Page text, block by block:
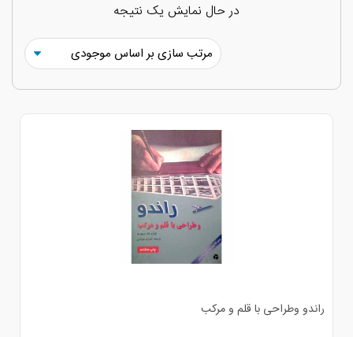
در حال نمایش یک نتیجه
وطراحی با قلم و مرکب